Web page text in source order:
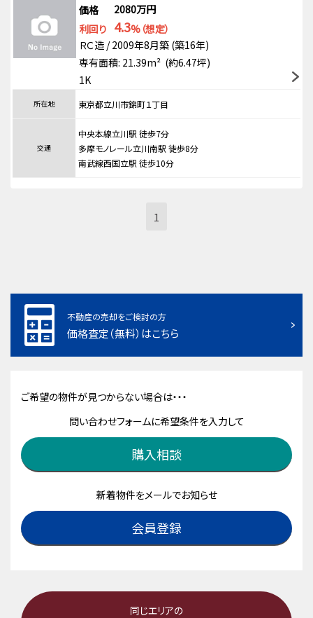
価格
2080万円
利回り 4.3%（想定）
ＲＣ造 / 2009年8月築 (築16年)
専有面積: 21.39m² (約6.47坪)
1K
所在地 東京都立川市錦町１丁目
交通
中央本線立川駅 徒歩7分
多摩モノレール立川南駅 徒歩8分
南武線西国立駅 徒歩10分
1
不動産の売却をご検討の方
価格査定（無料）はこちら
ご希望の物件が見つからない場合は・・・
問い合わせフォームに希望条件を入力して
購入相談
新着物件をメールでお知らせ
会員登録
同じエリアの